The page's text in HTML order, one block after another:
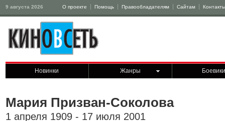
9 августа 2026 О проекте Помощь Правообладателям Сайтам Контакты
Новинки Жанры Боевики
Мария Призван-Соколова
1 апреля 1909 - 17 июля 2001